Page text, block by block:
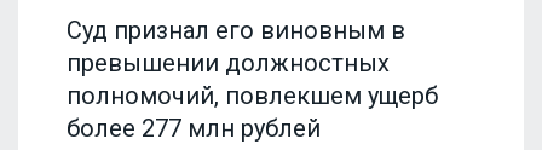
Суд признал его виновным в
превышении должностных
полномочий, повлекшем ущерб
более 277 млн рублей